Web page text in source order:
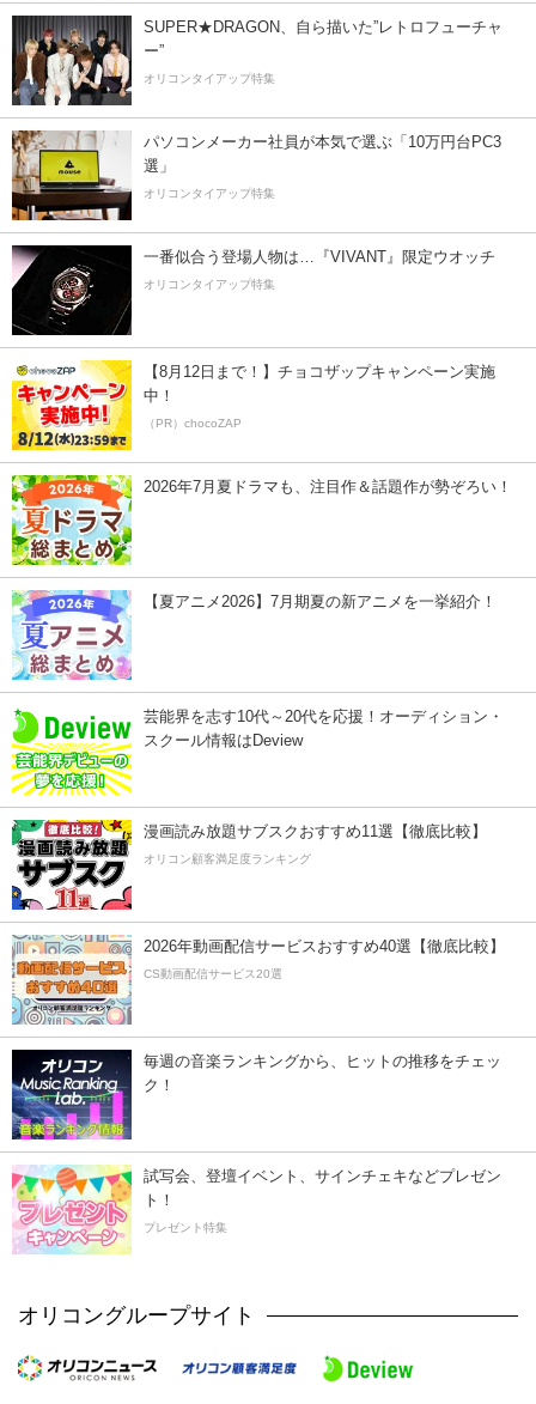
SUPER★DRAGON、自ら描いた”レトロフューチャ
ー”
オリコンタイアップ特集
パソコンメーカー社員が本気で選ぶ「10万円台PC3
選」
オリコンタイアップ特集
一番似合う登場人物は…『VIVANT』限定ウオッチ
オリコンタイアップ特集
【8月12日まで！】チョコザップキャンペーン実施
中！
（PR）chocoZAP
2026年7月夏ドラマも、注目作＆話題作が勢ぞろい！
【夏アニメ2026】7月期夏の新アニメを一挙紹介！
芸能界を志す10代～20代を応援！オーディション・
スクール情報はDeview
漫画読み放題サブスクおすすめ11選【徹底比較】
オリコン顧客満足度ランキング
2026年動画配信サービスおすすめ40選【徹底比較】
CS動画配信サービス20選
毎週の音楽ランキングから、ヒットの推移をチェッ
ク！
試写会、登壇イベント、サインチェキなどプレゼン
ト！
プレゼント特集
オリコングループサイト